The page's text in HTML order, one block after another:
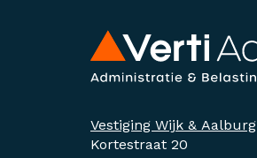
Vestiging Wijk & Aalburg
Kortestraat 20